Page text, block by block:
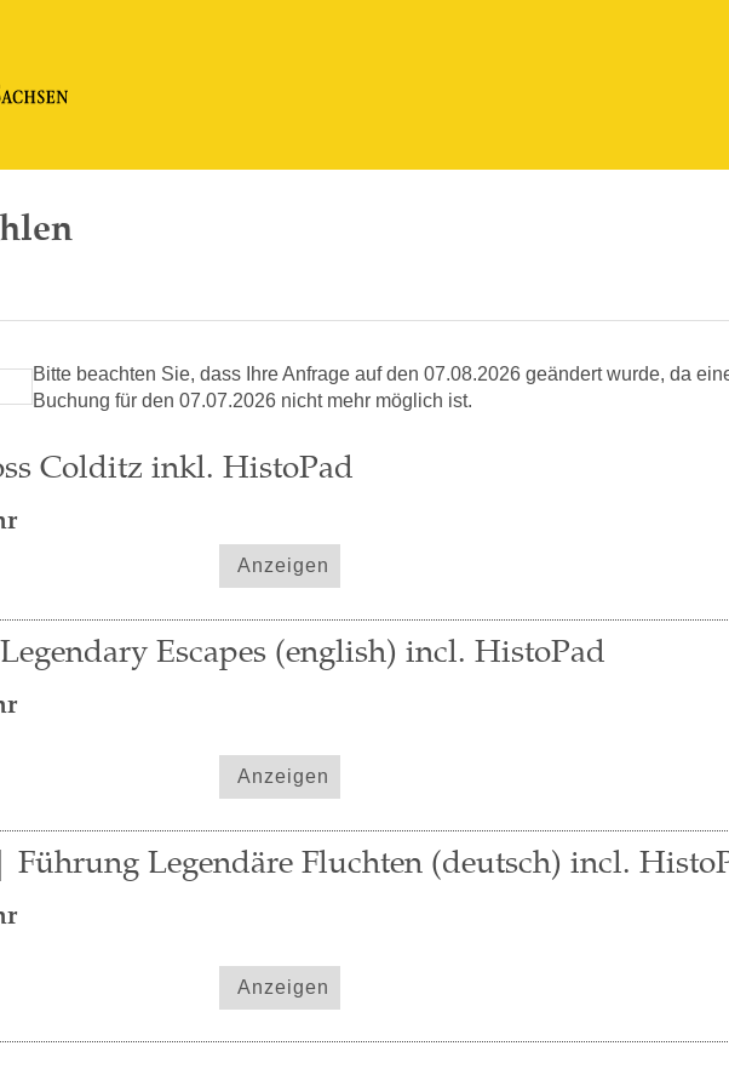
Bitte beachten Sie, dass Ihre Anfrage auf den 07.08.2026 geändert wurde, da
Buchung für den 07.07.2026 nicht mehr möglich ist.
Colditz inkl. HistoPad
Anzeigen
Escapes (english) incl. HistoPad
Anzeigen
Legendäre Fluchten (deutsch) incl.
Anzeigen